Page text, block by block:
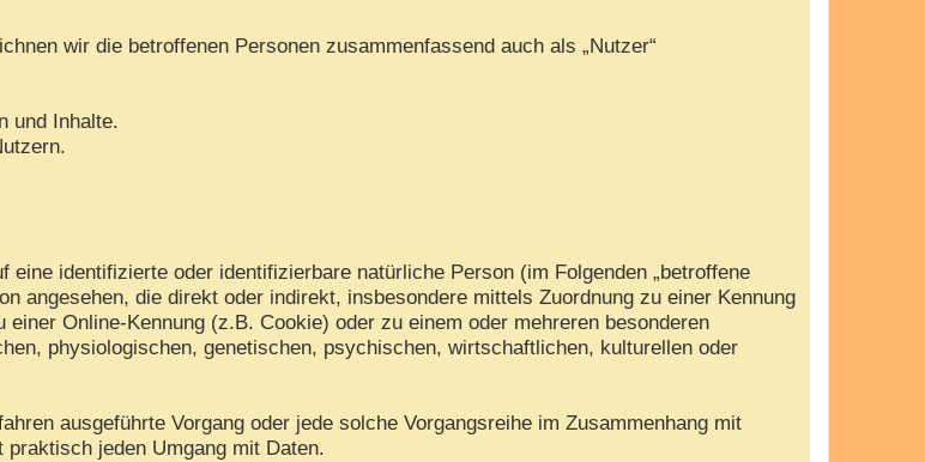
wir die betroffenen Personen zusammenfassend auch als „Nutzer“
und Inhalte.
eine identifizierte oder identifizierbare natürliche Person (im Folgenden „betroffene
angesehen, die direkt oder indirekt, insbesondere mittels Zuordnung zu einer Kennung
Online-Kennung (z.B. Cookie) oder zu einem oder mehreren besonderen
physiologischen, genetischen, psychischen, wirtschaftlichen, kulturellen oder
ausgeführte Vorgang oder jede solche Vorgangsreihe im Zusammenhang mit
jeden Umgang mit Daten.